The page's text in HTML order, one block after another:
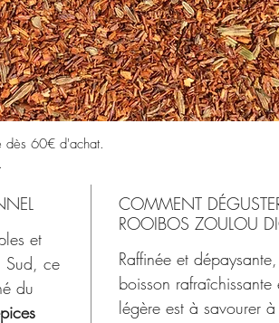
et
Sud, ce
du
COMMENT
ROOIBOS ZOULOU
Raffinée et
boisson rafraîchissante
légère est à savourer
dès 60€ d'achat.